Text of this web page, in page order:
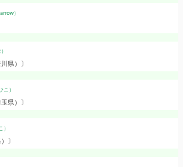
）
県）〕
こ）
県）〕
）
〕